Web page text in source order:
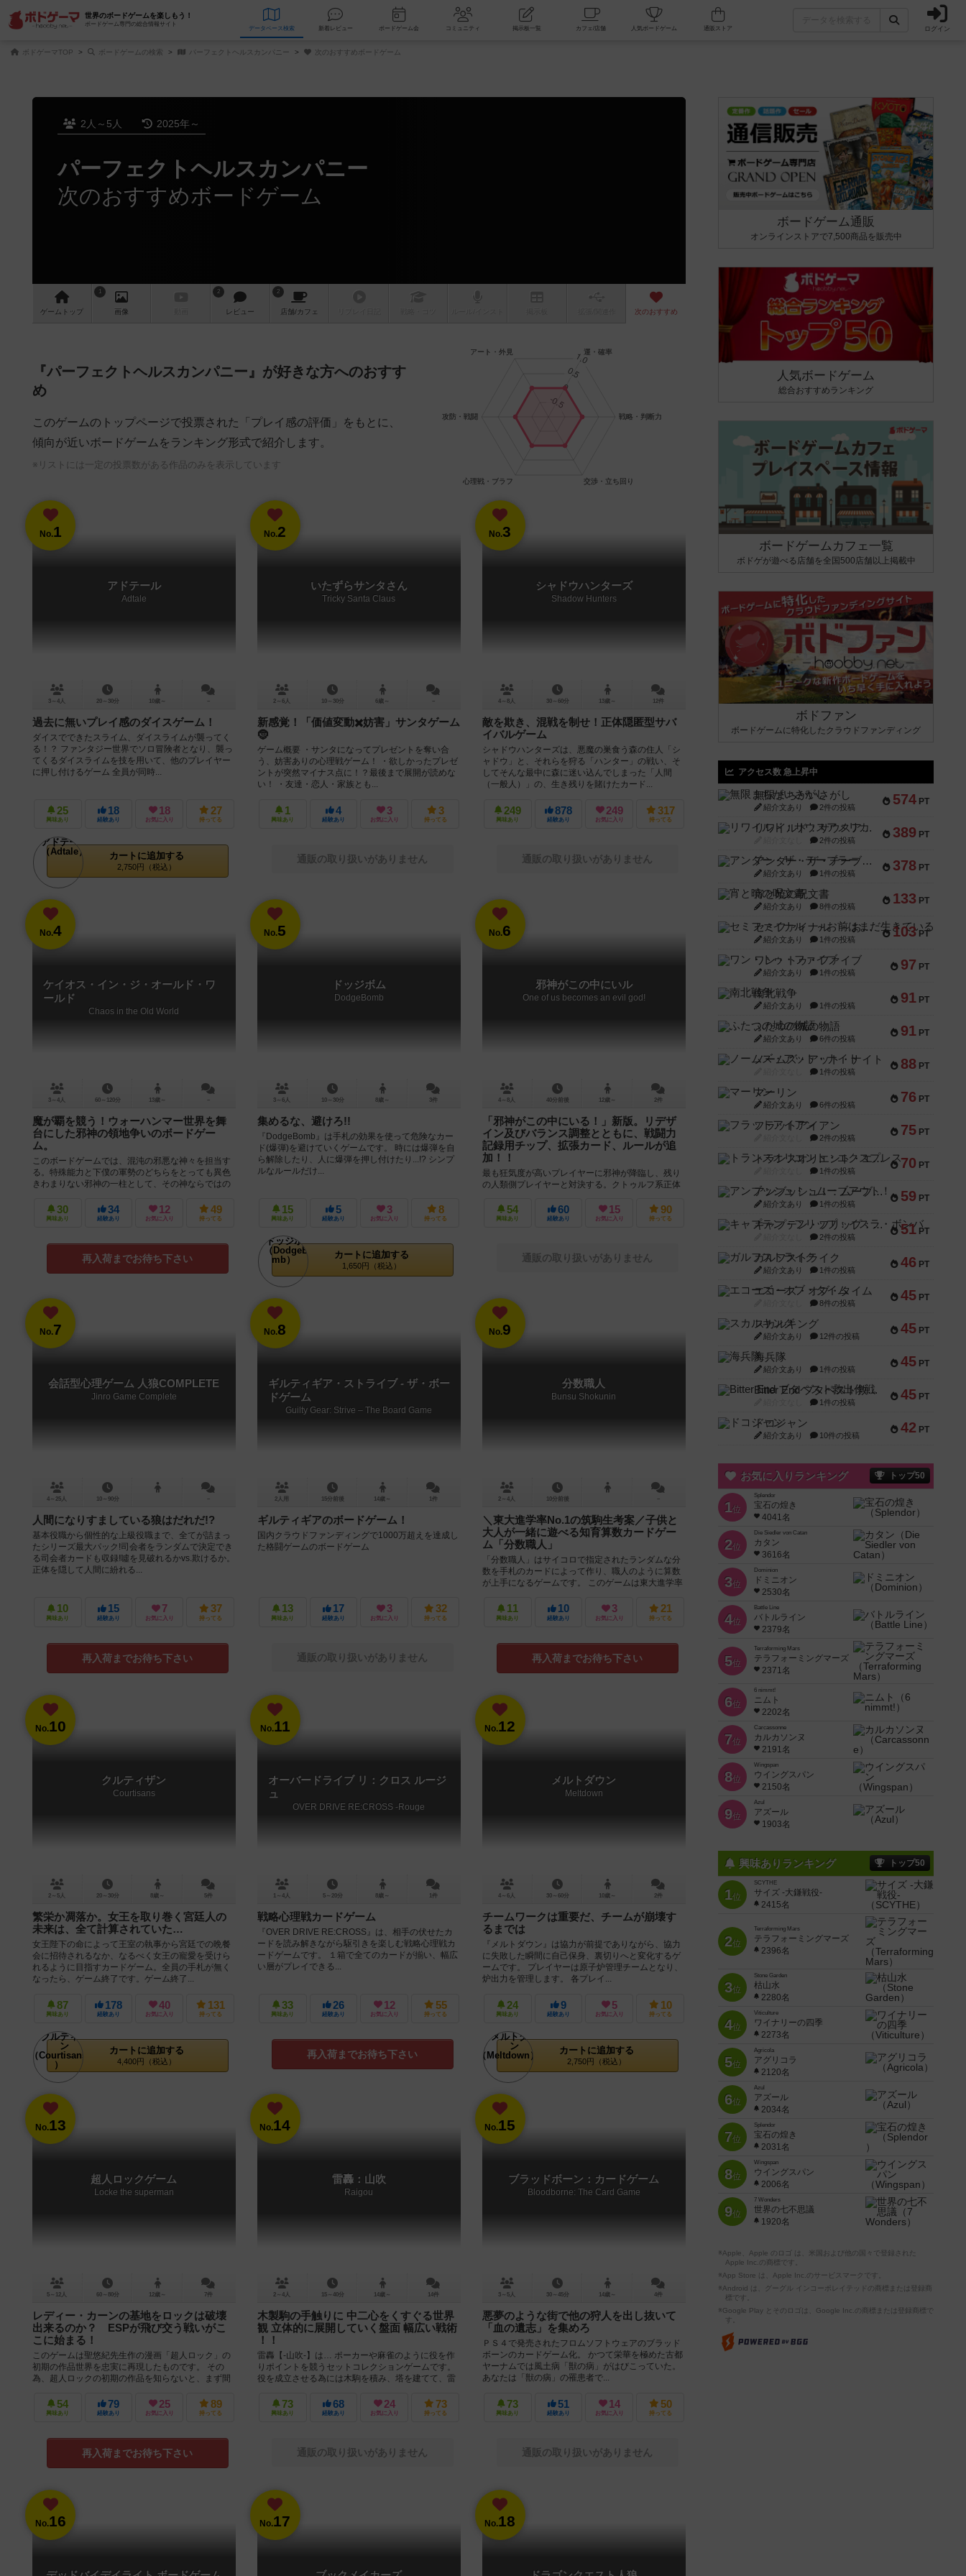
世界のボードゲームを楽しもう！
ボードゲーム専門の総合情報サイト
データベース 検索 新着レビュー ボードゲーム会 コミュニティ 掲示板一覧 カフェ/店舗 人気ボードゲーム ログイン
ボドゲーマTOP ボードゲームの検索 パーフェクトヘルスカンパニー 次のおすすめボードゲーム
2人～5人 2025年～
パーフェクトヘルスカンパニー
次のおすすめボードゲーム
ゲーム トップ
1
画像
2
レビュー
2
店舗/カフェ 次のおすすめ
『パーフェクトヘルスカンパニー』が好きな方へのおすす
め
このゲームのトップページで投票された「プレイ感の評価」をもとに、
傾向が近いボードゲームをランキング形式で紹介します。
※リストには一定の投票数がある作品のみを表示しています
No.1
アドテール
Adtale
3～4人 20～30分 10歳～ －
過去に無いプレイ感のダイスゲーム！
ダイスでできたスライム、ダイスライムが襲ってく
る！？ ファンタジー世界でソロ冒険者となり、襲っ
てくるダイスライムを技を用いて、他のプレイヤー
に押し付けるゲーム 全員が同時...
25
興味あり
18
経験あり
18
お気に入り
27
持ってる
カートに追加する
2,750円（税込）
No.2
いたずらサンタさん
Tricky Santa Claus
2～6人 10～30分 6歳～ －
新感覚！「価値変動✖️妨害」サンタゲーム
🤶
ゲーム概要 ・サンタになってプレゼントを奪い合
う、妨害ありの心理戦ゲーム！ ・欲しかったプレゼ
ントが突然マイナス点に！？最後まで展開が読めな
い！ ・友達・恋人・家族とも...
1
興味あり
4
経験あり
3
お気に入り
3
持ってる
通販の取り扱いがありません
No.3
シャドウハンターズ
Shadow Hunters
4～8人 30～60分 13歳～ 12件
敵を欺き、混戦を制せ！正体隠匿型サバ
イバルゲーム
シャドウハンターズは、悪魔の巣食う森の住人「シ
ャドウ」と、それらを狩る「ハンター」の戦い、そ
してそんな最中に森に迷い込んでしまった「人間
（一般人）」の、生き残りを賭けたカード...
249
興味あり
878
経験あり
249
お気に入り
317
持ってる
通販の取り扱いがありません
No.4
ケイオス・イン・ジ・オールド・ワ
ールド
Chaos in the Old World
3～4人 60～120分 13歳～ －
魔が覇を競う！ウォーハンマー世界を舞
台にした邪神の領地争いのボードゲー
ム。
このボードゲームでは、混沌の邪悪な神々を担当す
る。特殊能力と下僕の軍勢のどちらをとっても異色
きわまりない邪神の一柱として、その神ならではの
30
興味あり
34
経験あり
12
お気に入り
49
持ってる
再入荷までお待ち下さい
No.5
ドッジボム
DodgeBomb
3～6人 10～30分 8歳～ 3件
集めるな、避けろ!!
『DodgeBomb』は手札の効果を使って危険なカー
ド(爆弾)を避けていくゲームです。 時には爆弾を自
ら解除したり、人に爆弾を押し付けたり...!? シンプ
ルなルールだけ...
15
興味あり
5
経験あり
3
お気に入り
8
持ってる
カートに追加する
1,650円（税込）
No.6
邪神がこの中にいル
One of us becomes an evil god!
4～8人 40分前後 12歳～ 2件
「邪神がこの中にいる！」新版。リデザ
イン及びバランス調整とともに、戦闘力
記録用チップ、拡張カード、ルールが追
加！！
最も狂気度が高いプレイヤーに邪神が降臨し、残り
の人類側プレイヤーと対決する。クトゥルフ系正体
復活。 カードのリデザイン、ゲーム...
54
興味あり
60
経験あり
15
お気に入り
90
持ってる
通販の取り扱いがありません
No.7
会話型心理ゲーム 人狼COMPLETE
Jinro Game Complete
4～25人 10～90分 －
人間になりすましている狼はだれだ!?
基本役職から個性的な上級役職まで、全てが詰まっ
たシリーズ最大パック!司会者をランダムで決定でき
る司会者カードも収録!噓を見破れるかvs.欺けるか。
正体を隠して人間に紛れる...
10
興味あり
15
経験あり
7
お気に入り
37
持ってる
再入荷までお待ち下さい
No.8
ギルティギア・ストライブ - ザ・ボー
ドゲーム
Guilty Gear: Strive – The Board Game
2人用 15分前後 14歳～ 1件
ギルティギアのボードゲーム！
国内クラウドファンディングで1000万超えを達成し
た格闘ゲームのボードゲーム
13
興味あり
17
経験あり
3
お気に入り
32
持ってる
通販の取り扱いがありません
No.9
分数職人
Bunsu Shokunin
2～4人 10分前後 －
＼東大進学率No.1の筑駒生考案／子供と
大人が一緒に遊べる知育算数カードゲー
ム「分数職人」
「分数職人」はサイコロで指定されたランダムな分
数を手札のカードによって作り、職人のように算数
が上手になるゲームです。 このゲームは東大進学率
11
興味あり
10
経験あり
3
お気に入り
21
持ってる
再入荷までお待ち下さい
No.10
クルティザン
Courtisans
2～5人 20～30分 8歳～ 5件
繁栄か凋落か。女王を取り巻く宮廷人の
未来は、全て計算されていた…
女王陛下の命によって王室の執事から宮廷での晩餐
会に招待されるなか、なるべく女王の寵愛を受けら
れるように目指すカードゲーム。全員の手札が無く
なったら、ゲーム終了です。ゲーム終了...
87
興味あり
178
経験あり
40
お気に入り
131
持ってる
カートに追加する
4,400円（税込）
No.11
オーバードライブ リ：クロス ルージ
ュ
OVER DRIVE RE:CROSS -Rouge
1～4人 5～20分 8歳～ 1件
戦略心理戦カードゲーム
『OVER DRIVE RE:CROSS』は、相手の伏せたカ
ードを読み解きながら駆引きを楽しむ戦略心理戦カ
ードゲームです。 １箱で全てのカードが揃い、幅広
い層がプレイできる...
33
興味あり
26
経験あり
12
お気に入り
55
持ってる
再入荷までお待ち下さい
No.12
メルトダウン
Meltdown
4～6人 30～60分 10歳～ 2件
チームワークは重要だ、チームが崩壊す
るまでは
『メルトダウン』は協力が前提でありながら、協力
に失敗した瞬間に自己保身、裏切りへと変化するゲ
ームです。 プレイヤーは原子炉管理チームとなり、
炉出力を管理します。 各プレイ...
24
興味あり
9
経験あり
5
お気に入り
10
持ってる
カートに追加する
2,750円（税込）
No.13
超人ロックゲーム
Locke the superman
5～12人 60～80分 12歳～ 7件
レディー・カーンの基地をロックは破壊
出来るのか？ ESPが飛び交う戦いがこ
こに始まる！
このゲームは聖悠紀先生作の漫画「超人ロック」の
初期の作品世界を忠実に再現したものです。 その
為、超人ロックの初期の作品を知らないと、まず間
54
興味あり
79
経験あり
25
お気に入り
89
持ってる
再入荷までお待ち下さい
No.14
雷轟：山吹
Raigou
2～4人 15～40分 14歳～ 14件
木製駒の手触りに 中二心をくすぐる世界
観 立体的に展開していく盤面 幅広い戦術
！！
雷轟【-山吹-】は… ポーカーや麻雀のように役を作
りポイントを競うセットコレクションゲームです。
役を成立させる為には木駒を積み、塔を建てて、雷
73
興味あり
68
経験あり
24
お気に入り
73
持ってる
通販の取り扱いがありません
No.15
ブラッドボーン：カードゲーム
Bloodborne: The Card Game
3～5人 30～45分 14歳～ 4件
悪夢のような街で他の狩人を出し抜いて
「血の遺志」を集めろ
ＰＳ４で発売されたフロムソフトウェアのブラッド
ボーンのカードゲーム化。 かつて栄華を極めた古都
ヤーナムでは風土病「獣の病」がはびこっていた。
あなたは「獣の病」の罹患者で...
73
興味あり
51
経験あり
14
お気に入り
50
持ってる
通販の取り扱いがありません
No.16 No.17 No.18
ボードゲーム通販
オンラインストアで7,500商品を販売中
人気ボードゲーム
総合おすすめランキング
ボードゲームカフェ一覧
ボドゲが遊べる店舗を全国500店舗以上掲載中
ボドファン
ボードゲームに特化したクラウドファンディング
アクセス数 急上昇中
574 PT
無限まちがいさがし
紹介文あり 2件の投稿
389 PT
リワイルド：サウスアメリカ
2件の投稿
378 PT
アンダー・ザ・テーブラー
紹介文あり 1件の投稿
133 PT
宵と暁の呪文書
紹介文あり 8件の投稿
103 PT
セミファイナル ～お前はまだ生きている～
紹介文あり 1件の投稿
97 PT
ワン・トゥ・ファイブ
紹介文あり 1件の投稿
91 PT
南北戦争
紹介文あり 1件の投稿
91 PT
ふたつの城の物語
紹介文あり 6件の投稿
88 PT
ノームズ・アット・ナイト
1件の投稿
76 PT
マーリン
紹介文あり 6件の投稿
75 PT
フラットアイアン
2件の投稿
70 PT
トランスオリエント・エクスプレス
1件の投稿
59 PT
アンブッシュ！：ムーブアウト！
紹介文あり 1件の投稿
51 PT
キャプテン・フリップ：イスラ・ボンバ
2件の投稿
46 PT
ガルフストライク
紹介文あり 1件の投稿
45 PT
エコーズ・オブ・タイム
8件の投稿
45 PT
スカルキング
紹介文あり 12件の投稿
45 PT
海兵隊
紹介文あり 1件の投稿
45 PT
Bitter End ブタペスト救出作戦
1件の投稿
42 PT
ドコジャン
紹介文あり 10件の投稿
お気に入りランキング トップ50
1位
Splendor
宝石の煌き
4041名
2位
Die Siedler von Catan
カタン
3616名
3位
Dominion
ドミニオン
2530名
4位
Battle Line
バトルライン
2379名
5位
Terraforming Mars
テラフォーミングマーズ
2371名
6位
6 nimmt!
ニムト
2202名
7位
Carcassonne
カルカソンヌ
2191名
8位
Wingspan
ウイングスパン
2150名
9位
Azul
アズール
1903名
興味ありランキング トップ50
1位
SCYTHE
サイズ -大鎌戦役-
2415名
2位
Terraforming Mars
テラフォーミングマーズ
2396名
3位
Stone Garden
枯山水
2280名
4位
Viticulture
ワイナリーの四季
2273名
5位
Agricola
アグリコラ
2120名
6位
Azul
アズール
2034名
7位
Splendor
宝石の煌き
2031名
8位
Wingspan
ウイングスパン
2006名
9位
7 Wonders
世界の七不思議
1920名
※Apple、Apple のロゴ は、米国および他の国々で登録された
Apple Inc.の商標です。
※App Store は、Apple Inc.のサービスマークです。
※Android は、グーグル インコーポレイテッドの商標または登録商
標です。
※Google Play とそのロゴは、Google Inc.の商標または登録商標で
す。